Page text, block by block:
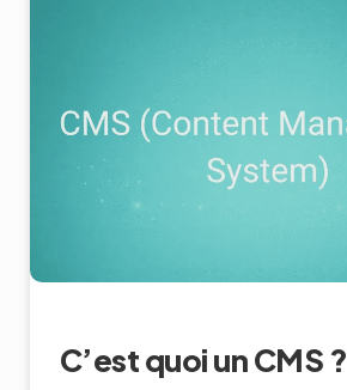
C’est quoi un CMS ?